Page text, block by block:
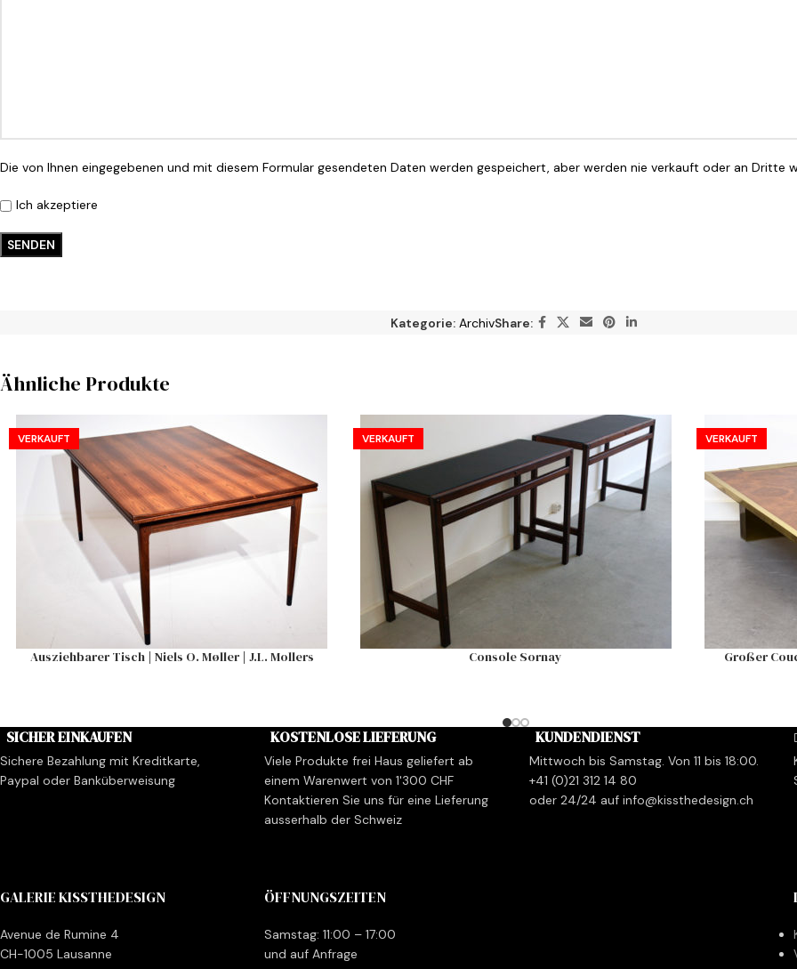
Die von Ihnen eingegebenen und mit diesem Formular gesendeten Daten werden gespeichert, aber werden nie verkauft oder an Dritte
Ich akzeptiere
Kategorie: ArchivShare:
Ähnliche Produkte
VERKAUFT
Ausziehbarer Tisch | Niels O. Møller | J.L. Mollers
VERKAUFT
Console Sornay
VERKAUFT
Großer
SICHER EINKAUFEN
Sichere Bezahlung mit Kreditkarte,
Paypal oder Banküberweisung
KOSTENLOSE LIEFERUNG
Viele Produkte frei Haus geliefert ab
einem Warenwert von 1'300 CHF
Kontaktieren Sie uns für eine Lieferung
ausserhalb der Schweiz
KUNDENDIENST
Mittwoch bis Samstag. Von 11 bis 18:00.
+41 (0)21 312 14 80
oder 24/24 auf info@kissthedesign.ch
GALERIE KISSTHEDESIGN
Avenue de Rumine 4
CH-1005 Lausanne
ÖFFNUNGSZEITEN
Samstag: 11:00 – 17:00
und auf Anfrage